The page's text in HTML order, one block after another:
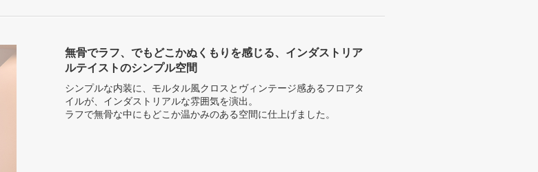
無骨でラフ、でもどこかぬくもりを感じる、インダストリア
ルテイストのシンプル空間
シンプルな内装に、モルタル風クロスとヴィンテージ感あるフロアタ
イルが、インダストリアルな雰囲気を演出。
ラフで無骨な中にもどこか温かみのある空間に仕上げました。